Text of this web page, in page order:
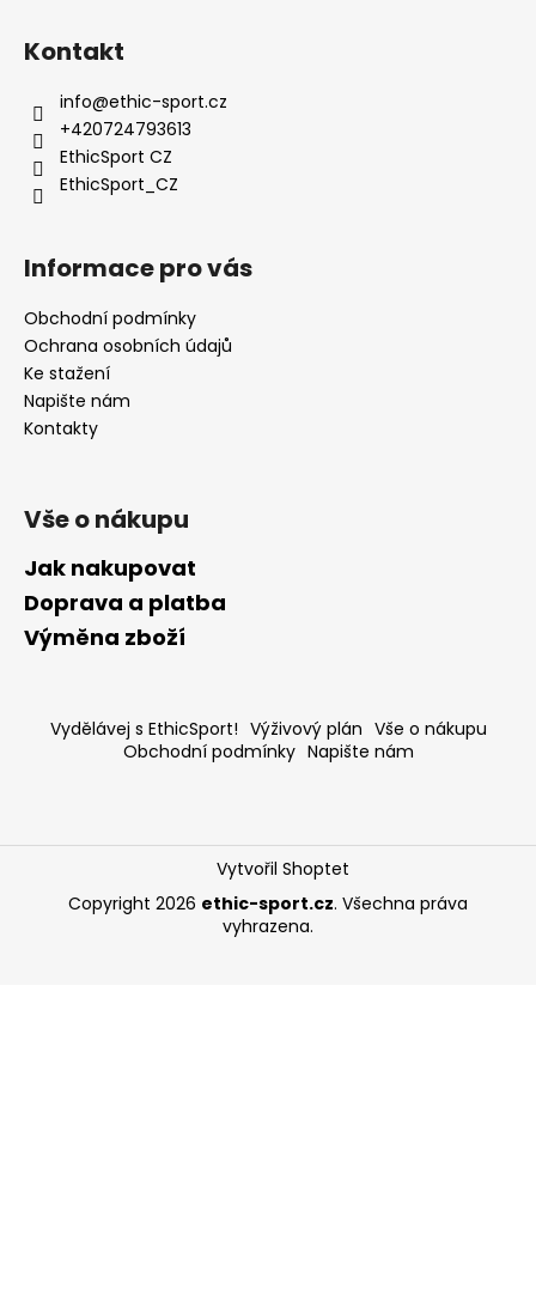
Kontakt
info@ethic-sport.cz
+420724793613
EthicSport CZ
EthicSport_CZ
Informace pro vás
Obchodní podmínky
Ochrana osobních údajů
Ke stažení
Napište nám
Kontakty
Vše o nákupu
Jak nakupovat
Doprava a platba
Výměna zboží
Vydělávej s EthicSport! Výživový plán Vše o nákupu
Obchodní podmínky Napište nám
Vytvořil Shoptet
Copyright 2026 ethic-sport.cz. Všechna práva
vyhrazena.